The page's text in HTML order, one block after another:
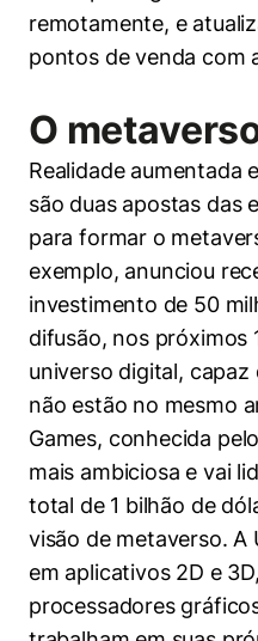
remotamente, e
pontos de venda com
O
Realidade aumentada
são duas apostas das
para formar o
exemplo, anunciou
investimento de 50
difusão, nos próximos
universo digital, capaz
não estão no mesmo
Games, conhecida
mais ambiciosa e vai
total de 1 bilhão de
visão de metaverso. A
em aplicativos 2D e
processadores
Cookies de preferências de